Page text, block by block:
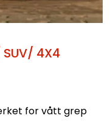
SUV/ 4X4
for vått grep